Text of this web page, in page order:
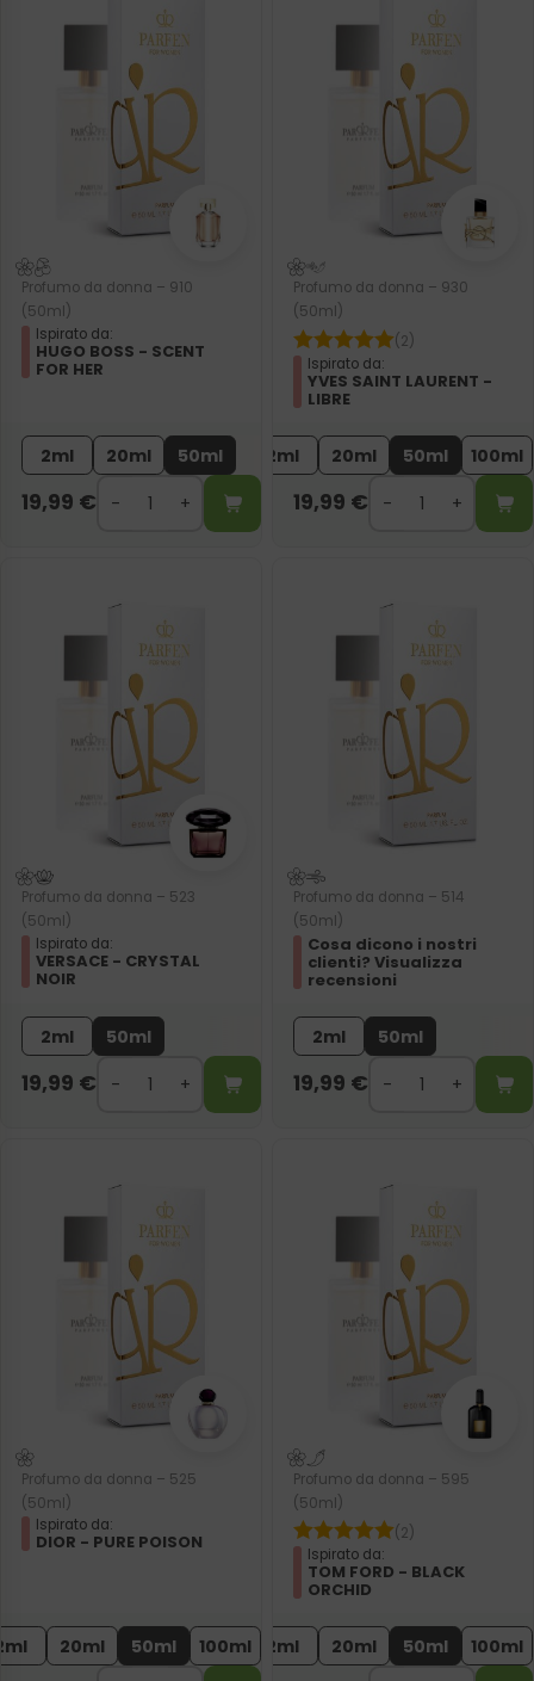
Profumo da donna – 910
(50ml)
Ispirato da:
HUGO BOSS - SCENT
FOR HER
2ml 20ml 50ml
19,99 €
Profumo da donna – 930
(50ml)
(2)
Ispirato da:
YVES SAINT LAURENT -
LIBRE
2ml 20ml 50ml 100ml
19,99 €
Profumo da donna – 523
(50ml)
Ispirato da:
VERSACE - CRYSTAL
NOIR
2ml 50ml
19,99 €
Profumo da donna – 514
(50ml)
Cosa dicono i nostri
clienti? Visualizza
recensioni
2ml 50ml
19,99 €
Profumo da donna – 525
(50ml)
Ispirato da:
DIOR - PURE POISON
20ml 50ml 100ml
Profumo da donna – 595
(50ml)
(2)
Ispirato da:
TOM FORD - BLACK
ORCHID
2ml 20ml 50ml 100ml